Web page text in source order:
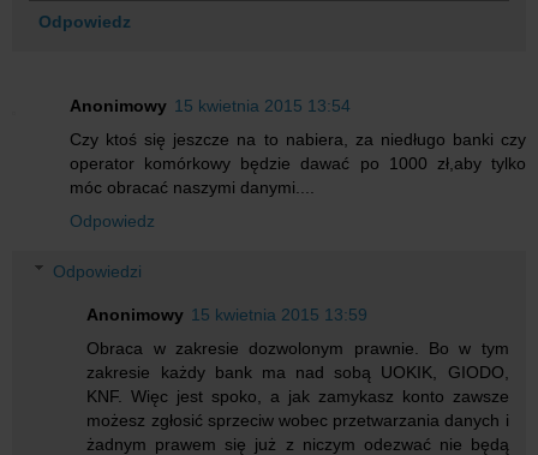
Odpowiedz
Anonimowy 15 kwietnia 2015 13:54
Czy ktoś się jeszcze na to nabiera, za niedługo banki czy
operator komórkowy będzie dawać po 1000 zł,aby tylko
móc obracać naszymi danymi....
Odpowiedz
Odpowiedzi
Anonimowy 15 kwietnia 2015 13:59
Obraca w zakresie dozwolonym prawnie. Bo w tym
zakresie każdy bank ma nad sobą UOKIK, GIODO,
KNF. Więc jest spoko, a jak zamykasz konto zawsze
możesz zgłosić sprzeciw wobec przetwarzania danych i
żadnym prawem się już z niczym odezwać nie będą